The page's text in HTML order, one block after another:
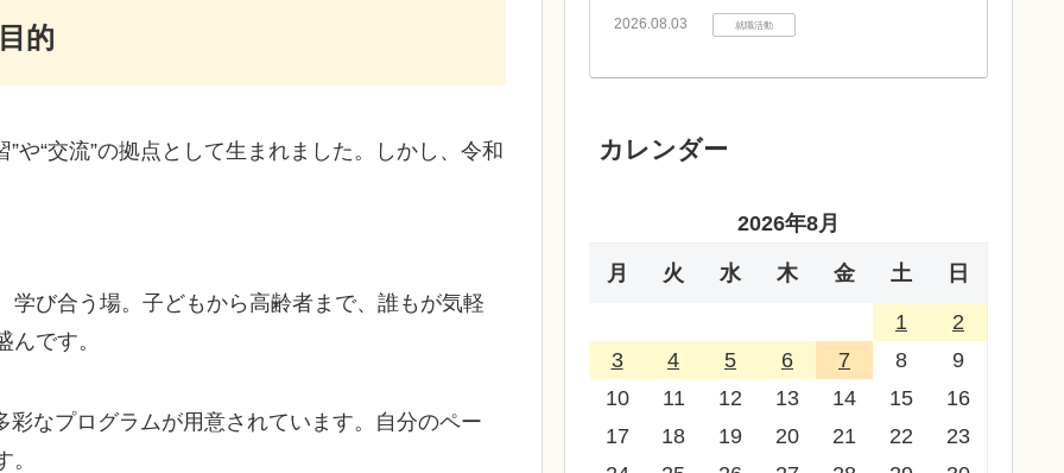
的
や“交流”の拠点として生まれました。しかし、令和
び合う場。子どもから高齢者まで、誰もが気軽
んです。
なプログラムが用意されています。自分のペー
。
2026.08.03 就職活動
カレンダー
2026年8月
月 火 水 木 金 土 日
1
2
3
4 5 6 7 8
9
10
11 12 13 14 15
16
17
18 19 20 21 22
23